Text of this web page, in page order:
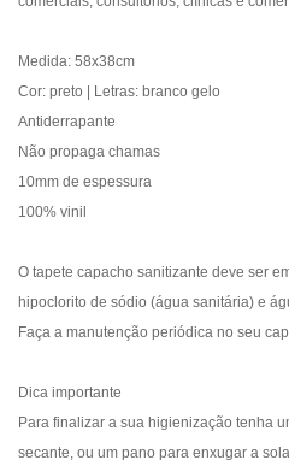
Medida: 58x38cm
Cor: preto | Letras: branco gelo
Antiderrapante
Não propaga chamas
10mm de espessura
100% vinil
O tapete capacho sanitizante deve ser
hipoclorito de sódio (água sanitária) e
Faça a manutenção periódica no seu
Dica importante
Para finalizar a sua higienização tenha
secante, ou um pano para enxugar a